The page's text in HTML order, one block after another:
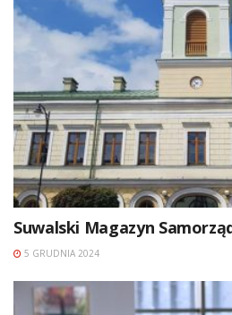
Suwalski Magazyn
5 GRUDNIA 2024